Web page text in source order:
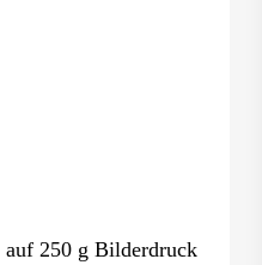
250 g Bilderdruck